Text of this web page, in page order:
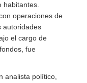
habitantes.
operaciones de
autoridades
el cargo de
fue
analista político,